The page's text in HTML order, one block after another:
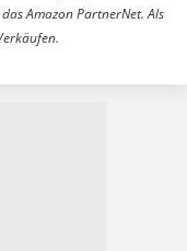
Amazon PartnerNet. Als